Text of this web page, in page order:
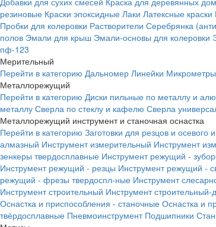
резиновые Краски эпоксидные Лаки Латексные краски
Пробки для колеровки Растворители Серебрянка
полов Эмали для крыш Эмали-основы для колеровки
пф-123
Мерительный
Перейти в категорию Дальномер Линейки Микрометры
Металлорежущий
Перейти в категорию Диски пильные по металлу и
металлу Сверла по стеклу и кафелю Сверла
Металлорежущий инструмент и станочная оснастка
Перейти в категорию Заготовки для резцов и осевого
алмазный Инструмент измерительный Инструмент
зенкеры твердосплавные Инструмент режущий -
Инструмент режущий - резцы Инструмент режущий -
режущий - фрезы твердоспл-ные Инструмент
Инструмент строительный Инструмент строительный-
Оснастка и приспособления - станочные Оснастка и
твёрдосплавные Пневмоинструмент Подшипники